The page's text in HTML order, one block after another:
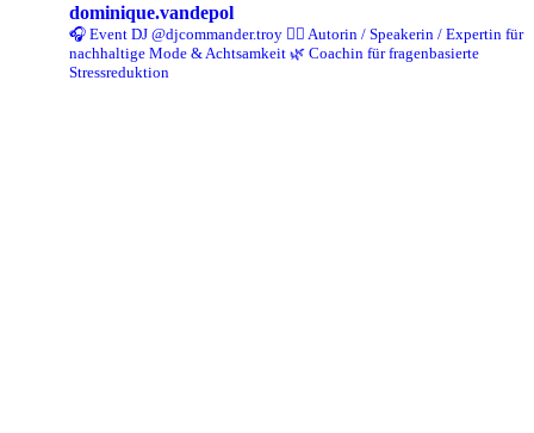
dominique.vandepol
🎧 Event DJ @djcommander.troy ✍🏻 Autorin / Speakerin / Expertin für
nachhaltige Mode & Achtsamkeit 🌿 Coachin für fragenbasierte
Stressreduktion